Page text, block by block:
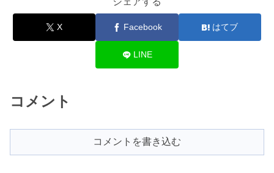
X Facebook はてブ
LINE
コメント
コメントを書き込む